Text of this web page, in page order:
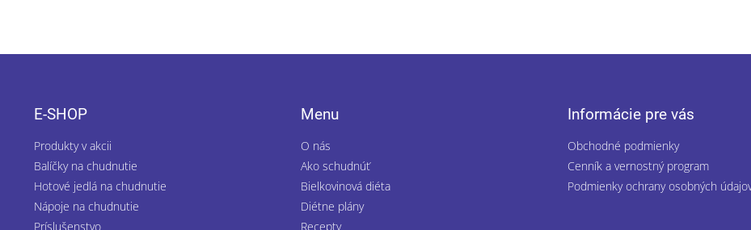
E-SHOP
Produkty v akcii
Balíčky na chudnutie
Hotové jedlá na chudnutie
Nápoje na chudnutie
Príslušenstvo
Menu
O nás
Ako schudnúť
Bielkovinová diéta
Diétne plány
Recepty
Informácie pre vás
Obchodné podmienky
Cenník a vernostný program
Podmienky ochrany osobných